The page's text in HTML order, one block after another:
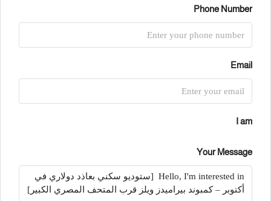
Phone Number
Email
I am
Your Message